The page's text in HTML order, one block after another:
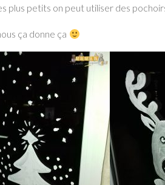
plus petits on peut utiliser des
ça donne ça